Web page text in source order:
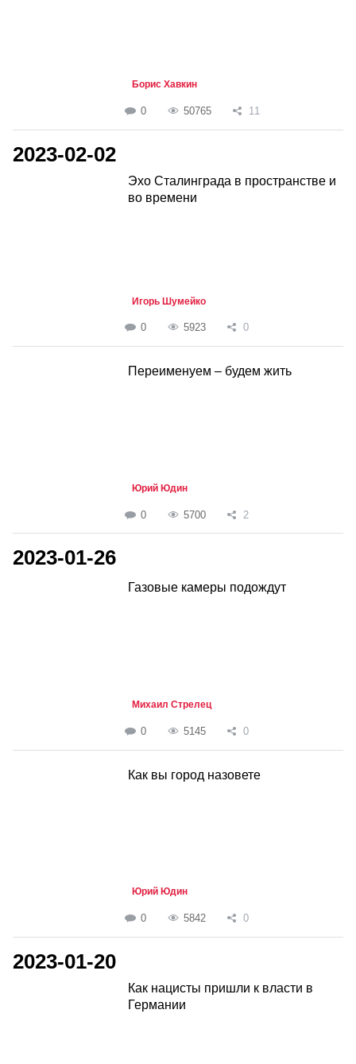
Борис Хавкин
0 50765 11
2023-02-02
Эхо Сталинграда в пространстве и
во времени
Игорь Шумейко
0 5923 0
Переименуем – будем жить
Юрий Юдин
0 5700 2
2023-01-26
Газовые камеры подождут
Михаил Стрелец
0 5145 0
Как вы город назовете
Юрий Юдин
0 5842 0
2023-01-20
Как нацисты пришли к власти в
Германии